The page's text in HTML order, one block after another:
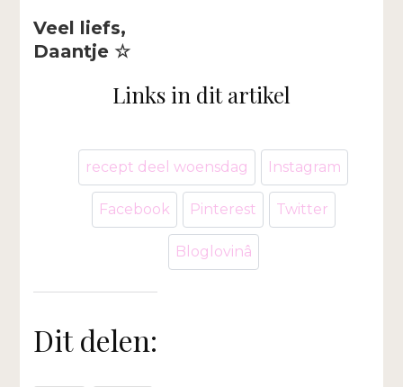
Veel liefs,
Daantje ☆
Links in dit artikel
recept deel woensdag Instagram
Facebook Pinterest Twitter
Bloglovinâ
Dit delen: